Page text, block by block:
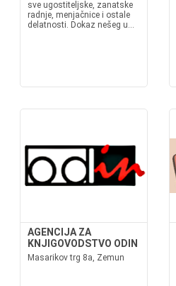
sve ugostiteljske, zanatske
radnje, menjačnice i ostale
delatnosti. Dokaz nešeg u...
AGENCIJA ZA
KNJIGOVODSTVO ODIN
Masarikov trg 8a, Zemun